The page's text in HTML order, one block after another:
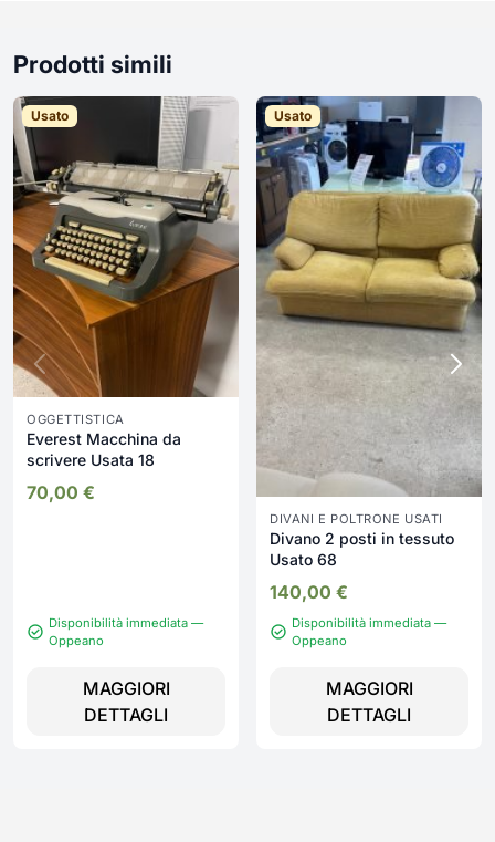
Prodotti simili
Usato
OGGETTISTICA
Everest Macchina da
scrivere Usata 18
70,00 €
Disponibilità immediata —
Oppeano
MAGGIORI
DETTAGLI
Usato
DIVANI E POLTRONE USATI
Divano 2 posti in tessuto
Usato 68
140,00 €
Disponibilità immediata —
Oppeano
MAGGIORI
DETTAGLI